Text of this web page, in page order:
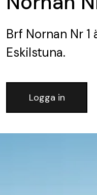
Brf Nornan Nr 1
Eskilstuna.
Logga in